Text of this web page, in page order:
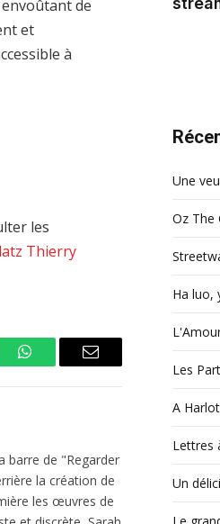
de
et
à
les
Thierry
WhatsAppEmail
barre de "Regarder
la création de
les œuvres de
Une
Oz The
Ha luo,
Les
A
Lettres
Un